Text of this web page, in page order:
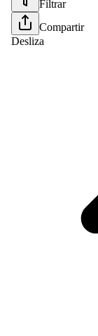
Filtrar
Compartir
Desliza